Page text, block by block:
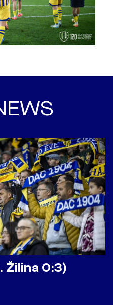
Žilina 0:3)